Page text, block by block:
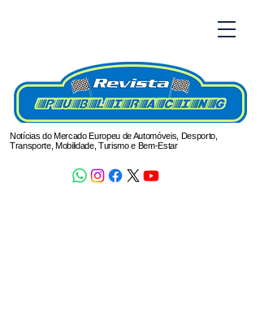
Notícias do Mercado Europeu de Automóveis, Desporto,
Transporte, Mobilidade, Turismo e Bem-Estar